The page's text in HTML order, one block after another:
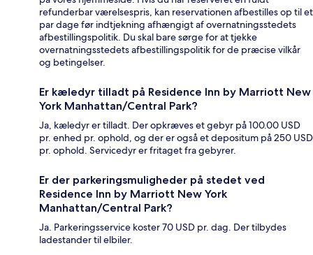
refunderbar værelsespris, kan reservationen afbestilles op til et
par dage før indtjekning afhængigt af overnatningsstedets
afbestillingspolitik. Du skal bare sørge for at tjekke
overnatningsstedets afbestillingspolitik for de præcise vilkår
og betingelser.
Er kæledyr tilladt på Residence Inn by Marriott New
York Manhattan/Central Park?
Ja, kæledyr er tilladt. Der opkræves et gebyr på 100.00 USD
pr. enhed pr. ophold, og der er også et depositum på 250 USD
pr. ophold. Servicedyr er fritaget fra gebyrer.
Er der parkeringsmuligheder på stedet ved
Residence Inn by Marriott New York
Manhattan/Central Park?
Ja. Parkeringsservice koster 70 USD pr. dag. Der tilbydes
ladestander til elbiler.